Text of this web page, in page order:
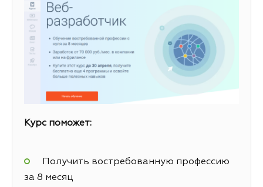
Курс поможет:
Получить востребованную профессию
за 8 месяц